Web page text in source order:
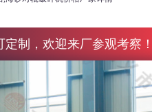
制，欢迎来厂参观考察！